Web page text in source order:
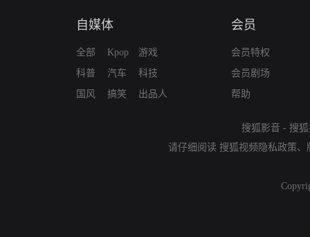
自媒体
全部
科普
国风
Kpop
汽车
搞笑
游戏
科技
出品人
会员
会员特权
会员剧场
帮助
搜狐影音 - 搜
请仔细阅读 搜狐视频隐私政策、